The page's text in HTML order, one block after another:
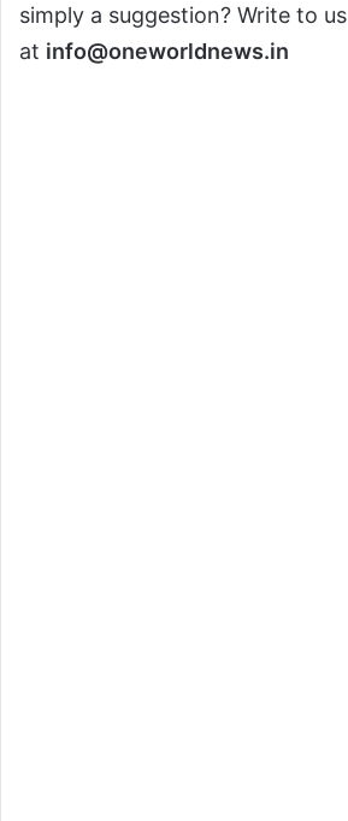
simply a suggestion? Write to us
at info@oneworldnews.in